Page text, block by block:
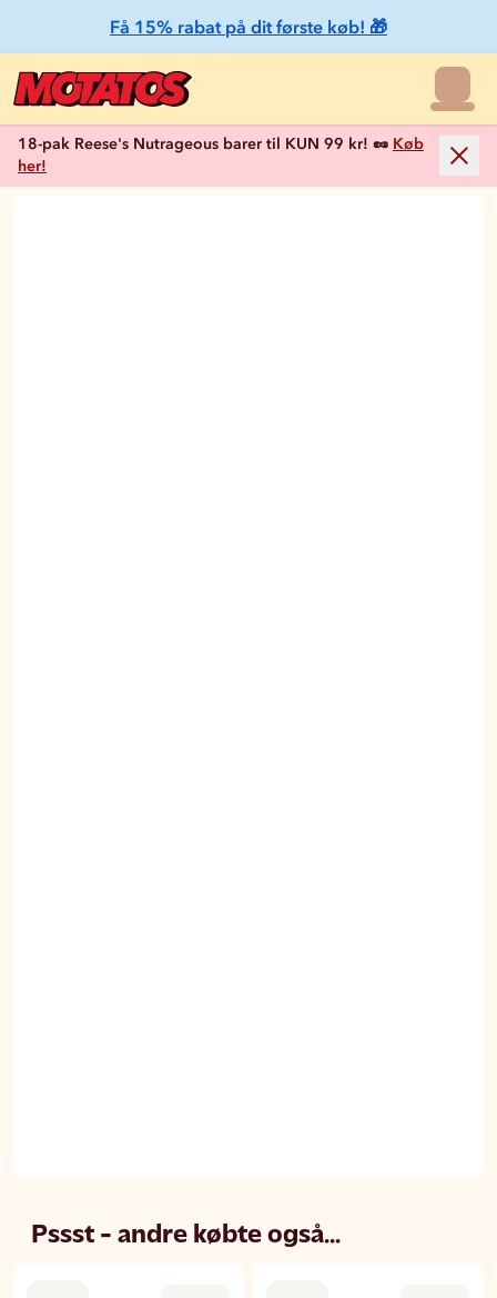
Få 15% rabat på dit første køb! 🎁
18-pak Reese's Nutrageous barer til KUN 99 kr! 🥜 Køb
her!
Pssst - andre købte også...